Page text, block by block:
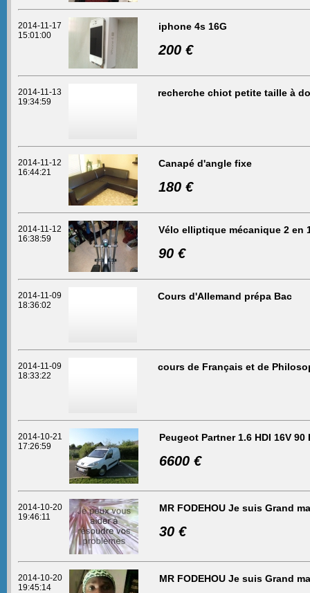
2014-11-17
15:01:00
iphone 4s 16G
200 €
2014-11-13
19:34:59
recherche chiot petite taille à
2014-11-12
16:44:21
Canapé d'angle fixe
180 €
2014-11-12
16:38:59
Vélo elliptique mécanique 2 en
90 €
2014-11-09
18:36:02
Cours d'Allemand prépa Bac
2014-11-09
18:33:22
cours de Français et de
2014-10-21
17:26:59
Peugeot Partner 1.6 HDI 16V 90
6600 €
2014-10-20
19:46:11
MR FODEHOU Je suis Grand
30 €
2014-10-20
19:45:14
MR FODEHOU Je suis Grand